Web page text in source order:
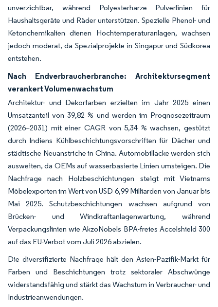
unverzichtbar, während Polyesterharze Pulverlinien für
Haushaltsgeräte und Räder unterstützen. Spezielle Phenol- und
Ketonchemikalien dienen Hochtemperaturanlagen, wachsen
jedoch moderat, da Spezialprojekte in Singapur und Südkorea
entstehen.
Nach Endverbraucherbranche: Architektursegment
verankert Volumenwachstum
Architektur- und Dekorfarben erzielten im Jahr 2025 einen
Umsatzanteil von 39,82 % und werden im Prognosezeitraum
(2026–2031) mit einer CAGR von 5,34 % wachsen, gestützt
durch Indiens Kühlbeschichtungsvorschriften für Dächer und
städtische Neuanstriche in China. Automobillacke werden sich
ausweiten, da OEMs auf wasserbasierte Linien umsteigen. Die
Nachfrage nach Holzbeschichtungen steigt mit Vietnams
Möbelexporten im Wert von USD 6,99 Milliarden von Januar bis
Mai 2025. Schutzbeschichtungen wachsen aufgrund von
Brücken- und Windkraftanlagenwartung, während
Verpackungslinien wie AkzoNobels BPA-freies Accelshield 300
auf das EU-Verbot vom Juli 2026 abzielen.
Die diversifizierte Nachfrage hält den Asien-Pazifik-Markt für
Farben und Beschichtungen trotz sektoraler Abschwünge
widerstandsfähig und stärkt das Wachstum in Verbraucher- und
Industrieanwendungen.